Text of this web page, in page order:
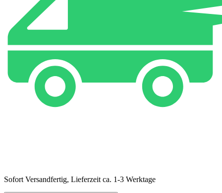
Sofort Versandfertig, Lieferzeit ca. 1-3 Werktage